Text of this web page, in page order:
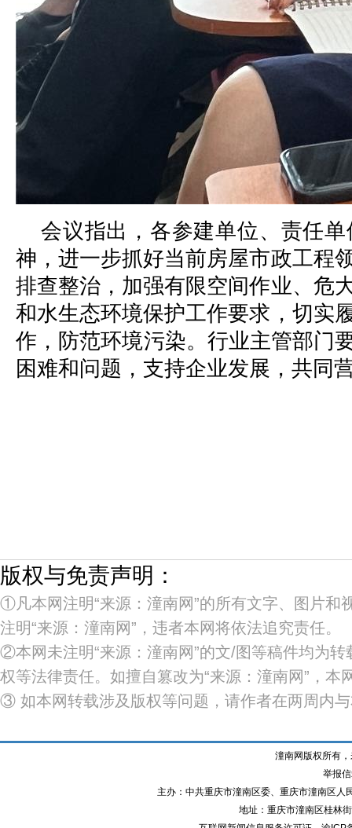
会议指出，各参建单位、责任
神，进一步抓好当前房屋市政工程
排查整治，加强有限空间作业、危
和水生态环境保护工作要求，切实
作，防范环境污染。行业主管部门
困难和问题，支持企业发展，共同
版权与免责声明：
①凡本网注明“来源：潼南网”的所有文字、图片和
注明“来源：潼南网”，违者本网将依法追究责任。
②本网未注明“来源：潼南网”的文/图等稿件均为
权等法律责任。如擅自篡改为“来源：潼南网”，
③ 如本网转载涉及版权等问题，请作者在两周内
潼南网版权所有
举报
主办：中共重庆市潼南区委、重庆市潼南区
地址：重庆市潼南区桂林